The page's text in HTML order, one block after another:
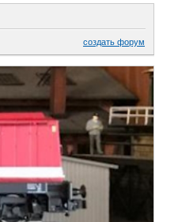
создать форум